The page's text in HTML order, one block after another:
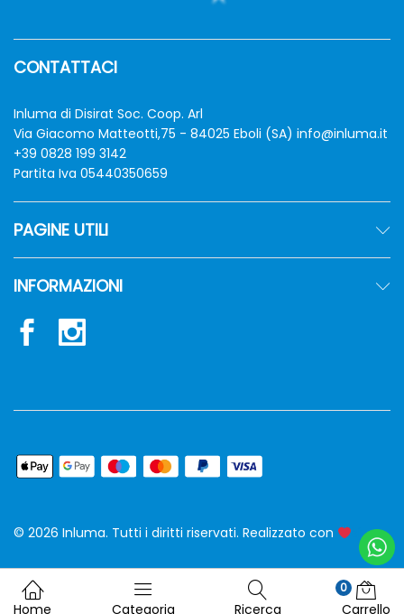
CONTATTACI
Inluma di Disirat Soc. Coop. Arl
Via Giacomo Matteotti,75 - 84025 Eboli (SA) info@inluma.it
+39 0828 199 3142
Partita Iva 05440350659
PAGINE UTILI
INFORMAZIONI
© 2026 Inluma. Tutti i diritti riservati. Realizzato con siw
Home Categoria Ricerca
0
Carrello